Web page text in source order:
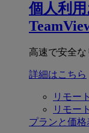
個人利
高速で安全な
詳細はこちら
リモー
リモー
プランと価格